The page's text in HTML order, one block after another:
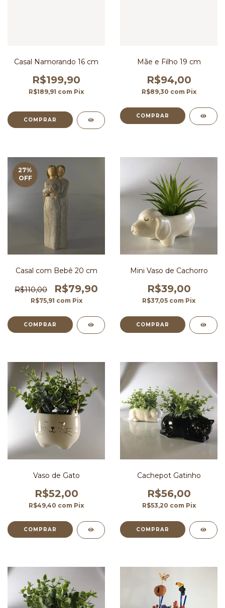
Casal Namorando 16 cm
R$199,90
R$189,91 com Pix
Mãe e Filho 19 cm
R$94,00
R$89,30 com Pix
27%
OFF
Casal com Bebê 20 cm
R$110,00 R$79,90
R$75,91 com Pix
Mini Vaso de Cachorro
R$39,00
R$37,05 com Pix
Vaso de Gato
R$52,00
R$49,40 com Pix
Cachepot Gatinho
R$56,00
R$53,20 com Pix
COMPRAR